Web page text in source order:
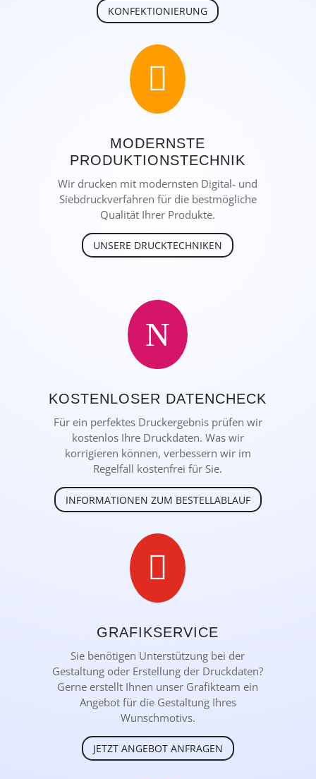
KONFEKTIONIERUNG

MODERNSTE
PRODUKTIONSTECHNIK
Wir drucken mit modernsten Digital- und
Siebdruckverfahren für die bestmögliche
Qualität Ihrer Produkte.
UNSERE DRUCKTECHNIKEN
N
KOSTENLOSER DATENCHECK
Für ein perfektes Druckergebnis prüfen wir
kostenlos Ihre Druckdaten. Was wir
korrigieren können, verbessern wir im
Regelfall kostenfrei für Sie.
INFORMATIONEN ZUM BESTELLABLAUF

GRAFIKSERVICE
Sie benötigen Unterstützung bei der
Gestaltung oder Erstellung der Druckdaten?
Gerne erstellt Ihnen unser Grafikteam ein
Angebot für die Gestaltung Ihres
Wunschmotivs.
JETZT ANGEBOT ANFRAGEN